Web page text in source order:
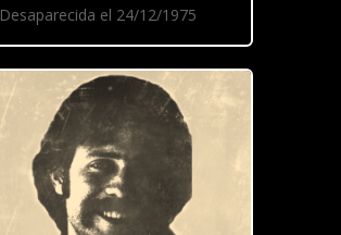
Desaparecida el 24/12/1975